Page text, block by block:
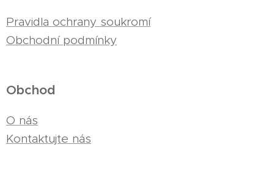
Pravidla ochrany soukromí
Obchodní podmínky
Obchod
O nás
Kontaktujte nás